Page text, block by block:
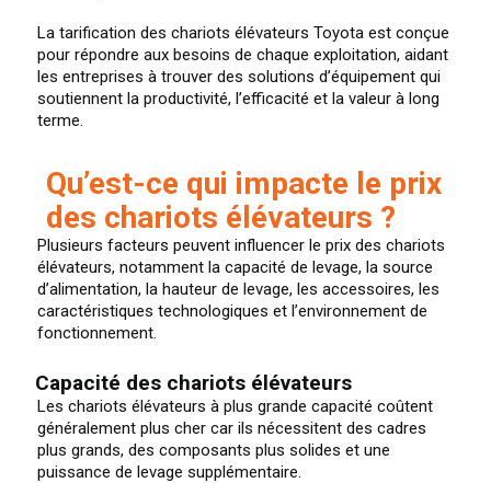
La tarification des chariots élévateurs Toyota est conçue
pour répondre aux besoins de chaque exploitation, aidant
les entreprises à trouver des solutions d’équipement qui
soutiennent la productivité, l’efficacité et la valeur à long
terme.
Qu’est-ce qui impacte le prix
des chariots élévateurs ?
Plusieurs facteurs peuvent influencer le prix des chariots
élévateurs, notamment la capacité de levage, la source
d’alimentation, la hauteur de levage, les accessoires, les
caractéristiques technologiques et l’environnement de
fonctionnement.
Capacité des chariots élévateurs
Les chariots élévateurs à plus grande capacité coûtent
généralement plus cher car ils nécessitent des cadres
plus grands, des composants plus solides et une
puissance de levage supplémentaire.